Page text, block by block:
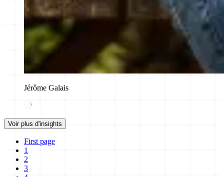
Jérôme Galais
Voir plus d'insights
First page
1
2
3